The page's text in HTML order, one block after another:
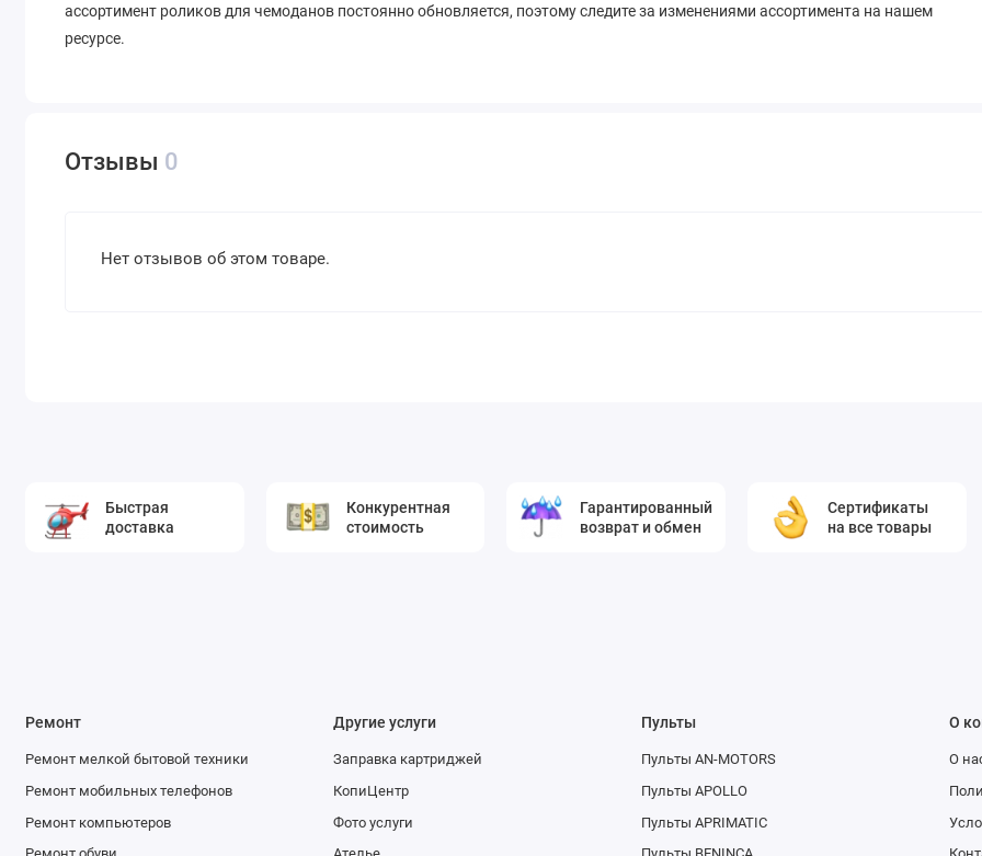
ассортимент роликов для чемоданов постоянно обновляется, поэтому следите за изменениями ассортимента на нашем
ресурсе.
Отзывы 0
Нет отзывов об этом товаре.
Быстрая
доставка
Конкурентная
стоимость
Гарантированный
возврат и обмен
Сертификаты
на все товары
Ремонт
Ремонт мелкой бытовой техники
Ремонт мобильных телефонов
Ремонт компьютеров
Другие услуги
Заправка картриджей
КопиЦентр
Фото услуги
Пульты
Пульты AN-MOTORS
Пульты APOLLO
Пульты APRIMATIC
О
О